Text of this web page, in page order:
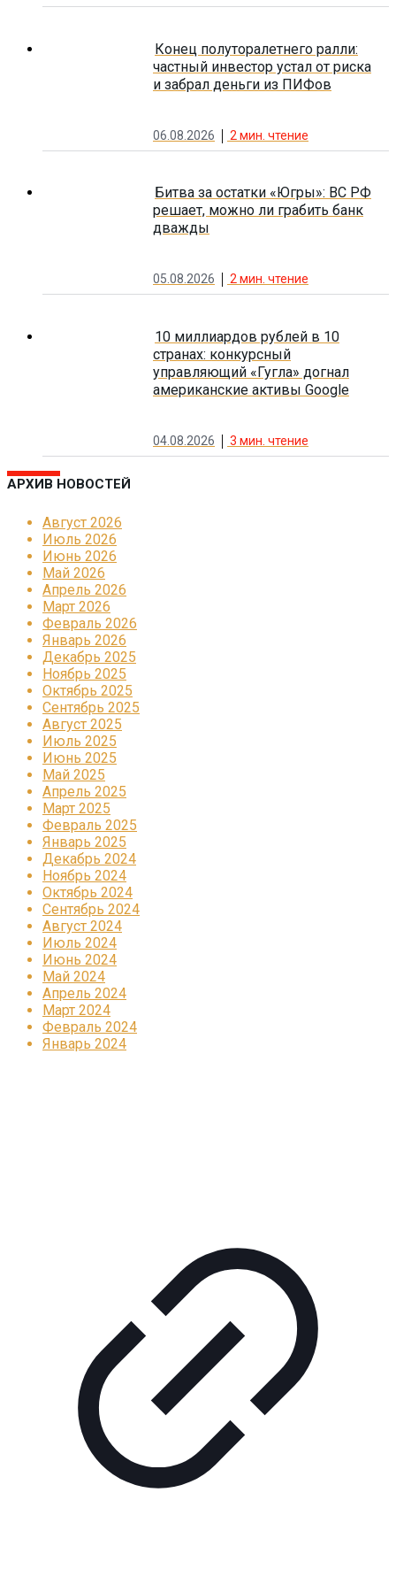
Конец полуторалетнего ралли:
частный инвестор устал от риска
и забрал деньги из ПИФов
06.08.2026 2 мин. чтение
Битва за остатки «Югры»: ВС РФ
решает, можно ли грабить банк
дважды
05.08.2026 2мин. чтение
10 миллиардов рублей в 10
странах: конкурсный
управляющий «Гугла» догнал
американские активы Google
04.08.2026 3 мин. чтение
АРХИВ НОВОСТЕЙ
Август 2026
Июль 2026
Июнь 2026
Май 2026
Апрель 2026
Март 2026
Февраль 2026
Январь 2026
Декабрь 2025
Ноябрь 2025
Октябрь 2025
Сентябрь 2025
Август 2025
Июль 2025
Июнь 2025
Май 2025
Апрель 2025
Март 2025
Февраль 2025
Январь 2025
Декабрь 2024
Ноябрь 2024
Октябрь 2024
Сентябрь 2024
Август 2024
Июль 2024
Июнь 2024
Май 2024
Апрель 2024
Март 2024
Февраль 2024
Январь 2024